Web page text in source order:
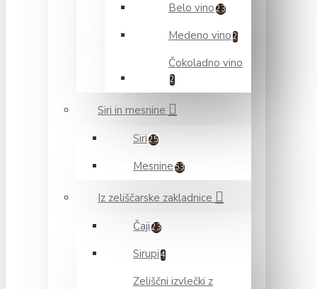
Belo vino 23
Medeno vino 2
Čokoladno vino
2
Siri in mesnine
Siri 25
Mesnine 53
Iz zeliščarske zakladnice
Čaji 23
Sirupi 4
Zeliščni izvlečki z